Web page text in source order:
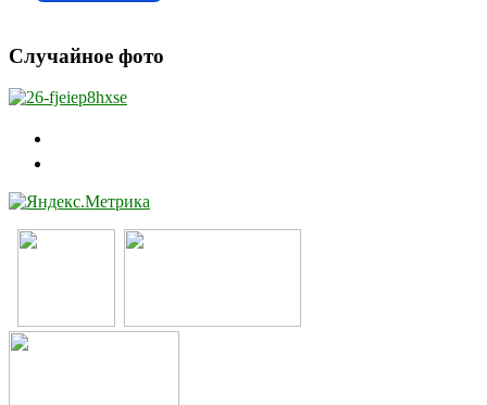
Случайное фото